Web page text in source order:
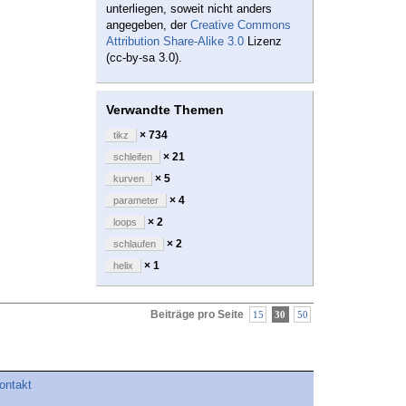
unterliegen, soweit nicht anders
angegeben, der Creative Commons
Attribution Share-Alike 3.0 Lizenz
(cc-by-sa 3.0).
Verwandte Themen
tikz × 734
schleifen × 21
kurven × 5
parameter × 4
loops × 2
schlaufen × 2
helix × 1
Beiträge pro Seite 15 30 50